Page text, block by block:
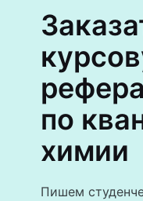
по
химии
Пишем